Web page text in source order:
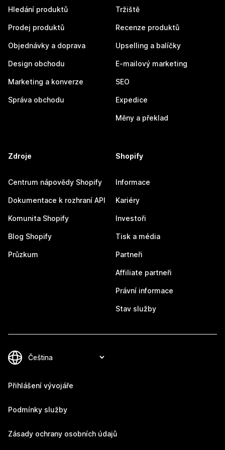
Hledání produktů
Prodej produktů
Objednávky a doprava
Design obchodu
Marketing a konverze
Správa obchodu
Tržiště
Recenze produktů
Upselling a balíčky
E-mailový marketing
SEO
Expedice
Měny a překlad
Zdroje
Centrum nápovědy Shopify
Dokumentace k rozhraní API
Komunita Shopify
Blog Shopify
Průzkum
Shopify
Informace
Kariéry
Investoři
Tisk a média
Partneři
Affiliate partneři
Právní informace
Stav služby
Přihlášení vývojáře
Podmínky služby
Zásady ochrany osobních údajů